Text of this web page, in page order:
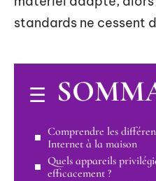
standards ne cessent
Comprendre les
Internet à la maison
Quels appareils
efficacement ?